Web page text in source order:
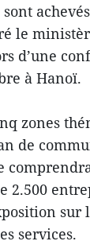
le
d’une
à Hanoï.
zones
de
2.500
sur
services.